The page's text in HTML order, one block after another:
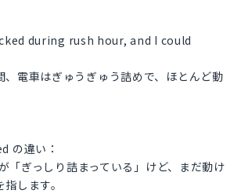
during rush hour, and I could
、電車はぎゅうぎゅう詰めで、ほとんど動
の違い：
「ぎっしり詰まっている」けど、まだ動け
します。